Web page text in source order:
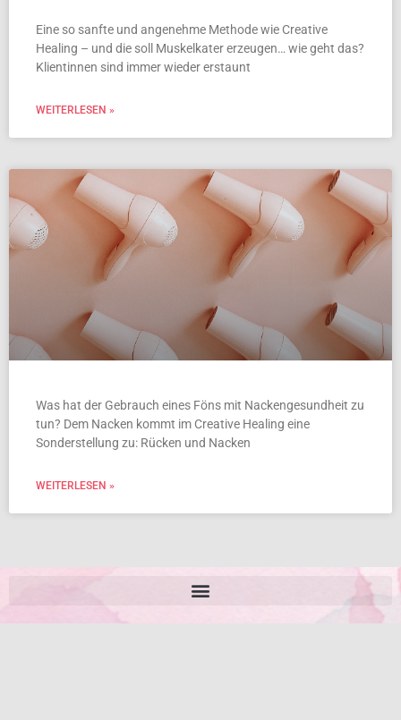
Eine so sanfte und angenehme Methode wie Creative
Healing – und die soll Muskelkater erzeugen… wie geht das?
Klientinnen sind immer wieder erstaunt
WEITERLESEN »
Was hat der Gebrauch eines Föns mit Nackengesundheit zu
tun? Dem Nacken kommt im Creative Healing eine
Sonderstellung zu: Rücken und Nacken
WEITERLESEN »